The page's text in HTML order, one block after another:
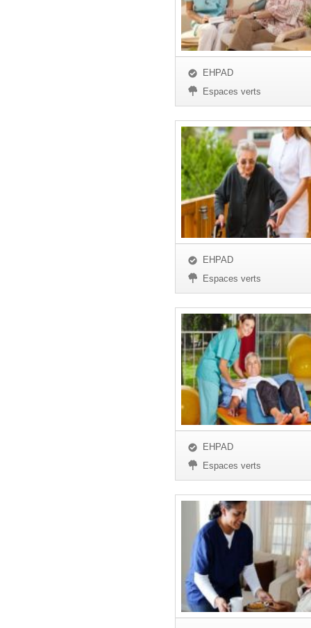
EHPAD
Espaces verts
EHPAD
Espaces verts
EHPAD
Espaces verts